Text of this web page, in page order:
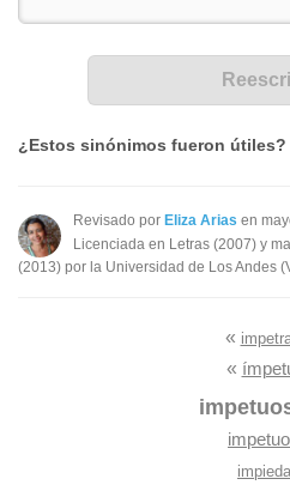
¿Estos sinónimos fueron útiles?
Existen sinónimos incorrectos
Ninguno de los sinónimos
Revisado por Eliza Arias en
Licenciada en Letras (2007) y
(2013) por la Universidad de Los Andes
«
«